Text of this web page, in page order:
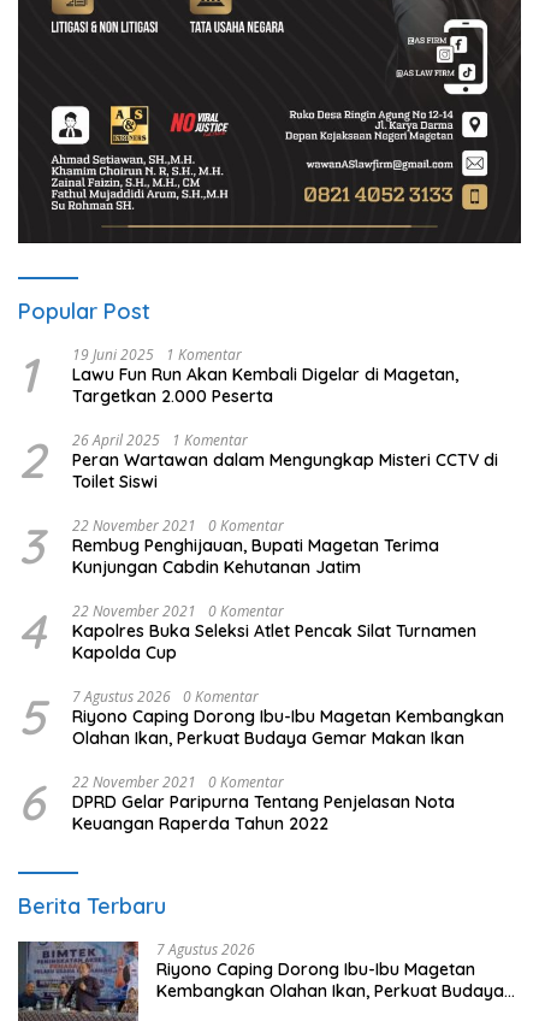
Popular Post
1 19 Juni 2025 1 Komentar
Lawu Fun Run Akan Kembali Digelar di Magetan,
Targetkan 2.000 Peserta
2 26 April 2025 1 Komentar
Peran Wartawan dalam Mengungkap Misteri CCTV di
Toilet Siswi
3 22 November 2021 0 Komentar
Rembug Penghijauan, Bupati Magetan Terima
Kunjungan Cabdin Kehutanan Jatim
4 22 November 2021 0 Komentar
Kapolres Buka Seleksi Atlet Pencak Silat Turnamen
Kapolda Cup
5 7 Agustus 2026 0 Komentar
Riyono Caping Dorong Ibu-Ibu Magetan Kembangkan
Olahan Ikan, Perkuat Budaya Gemar Makan Ikan
6 22 November 2021 0 Komentar
DPRD Gelar Paripurna Tentang Penjelasan Nota
Keuangan Raperda Tahun 2022
Berita Terbaru
7 Agustus 2026
Riyono Caping Dorong Ibu-Ibu Magetan
Kembangkan Olahan Ikan, Perkuat Budaya